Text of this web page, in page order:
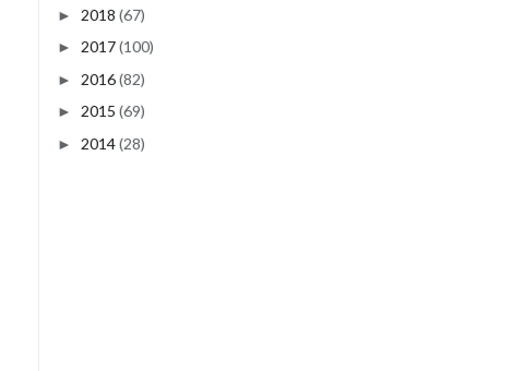
► 2018 (67)
► 2017(100)
► 2016(82)
► 2015 (69)
► 2014(28)